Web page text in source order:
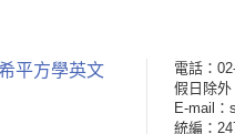
平方學英文 電話：
假日除外
E-mail：
統編：